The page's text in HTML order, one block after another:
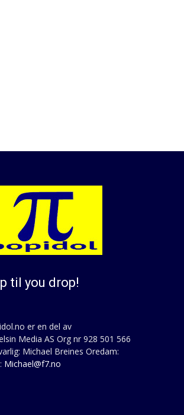
til you drop!
er en del av
Media AS Org nr 928 501 566
Michael Breines Oredam:
Michael@f7.no